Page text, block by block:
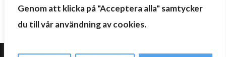
Genom att klicka på "Acceptera alla" samtycker
du till vår användning av cookies.